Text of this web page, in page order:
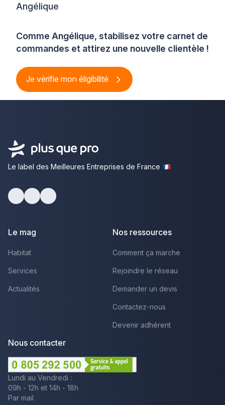
Comme Angélique, stabilisez votre carnet de
commandes et attirez une nouvelle clientèle !
Je vérifie mon éligibilité
Angélique
Le label des Meilleures Entreprises de France
Le mag
Habitat
Services
Actualités
Nos ressources
Comment ça marche
Rejoindre le réseau
Demander un devis
Contactez-nous
Devenir adhérent
Nous contacter
Lundi au Vendredi :
09h - 12h et 14h - 18h
Par mail